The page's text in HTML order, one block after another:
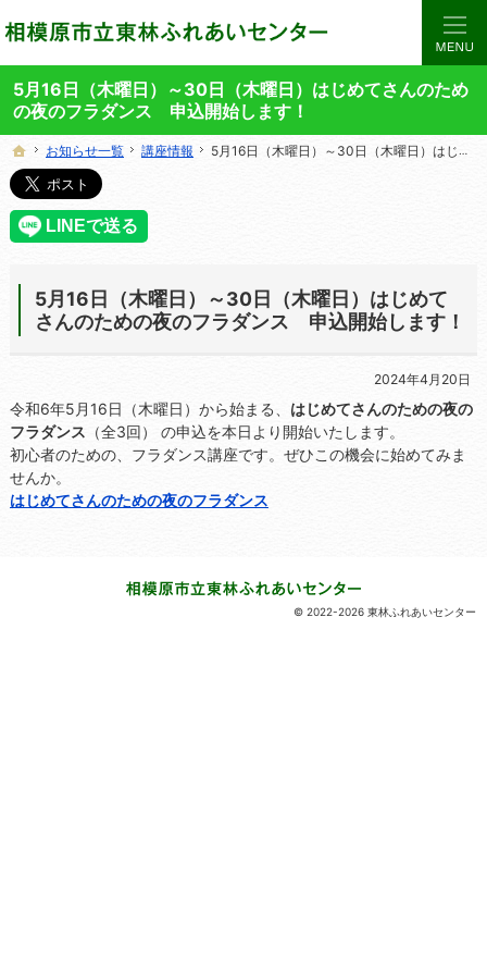
5月16日（木曜日）～30日（木曜日）はじめてさんのため
の夜のフラダンス 申込開始します！
ホーム
お知らせ一覧 講座情報 5月16日（木曜日）～30日（木曜日）はじめてさんのための夜のフラダンス 申込開始します！
5月16日（木曜日）～30日（木曜日）はじめて
さんのための夜のフラダンス 申込開始します！
2024年4月20日
令和6年5月16日（木曜日）から始まる、 はじめてさんのための夜の
フラダンス （全3回） の申込を本日より開始いたします。
初心者のための、フラダンス講座です。ぜひこの機会に始めてみま
せんか。
はじめてさんのための夜のフラダンス
ホーム
お知らせ一覧 講座情報 5月16日（木曜日）～30日（木曜日）はじめてさんのための夜のフラダンス 申込開始します！
© 2022-2026 東林ふれあいセンター